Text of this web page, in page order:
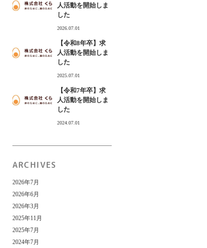
人活動を開始しま
した
2026.07.01
【令和8年卒】求
人活動を開始しま
した
2025.07.01
【令和7年卒】求
人活動を開始しま
した
2024.07.01
ARCHIVES
2026年7月
2026年6月
2026年3月
2025年11月
2025年7月
2024年7月